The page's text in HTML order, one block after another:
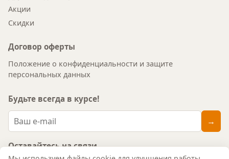
Акции
Скидки
Договор оферты
Положение о конфиденциальности и защите
персональных данных
Будьте всегда в курсе!
→
Оставайтесь на связи